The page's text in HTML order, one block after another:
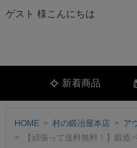
ゲスト 様こんにちは
新着商品
HOME 村の鍛冶屋本店 ア
【頑張って送料無料！】鍛造